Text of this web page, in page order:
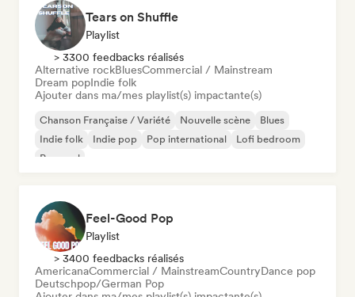
Tears on Shuffle
Playlist
> 3300 feedbacks réalisés
Alternative rockBluesCommercial / Mainstream
Dream popIndie folk
Ajouter dans ma/mes playlist(s) impactante(s)
Chanson Française / Variété Nouvelle scène
Blues
Indie folk
Indie pop Pop international
Lofi bedroom
Pop soul
Feel-Good Pop
Playlist
> 3400 feedbacks réalisés
AmericanaCommercial / MainstreamCountryDance pop
Deutschpop/German Pop